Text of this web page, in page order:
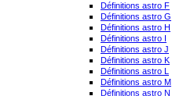
Définitions astro F
Définitions astro G
Définitions astro H
Définitions astro I
Définitions astro J
Définitions astro K
Définitions astro L
Définitions astro M
Définitions astro N